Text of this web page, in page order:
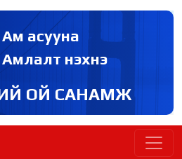
Ам асууна
Амлалт нэхнэ
ОЙ САНАМЖ